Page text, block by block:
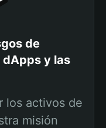
de
y las
los activos de
misión